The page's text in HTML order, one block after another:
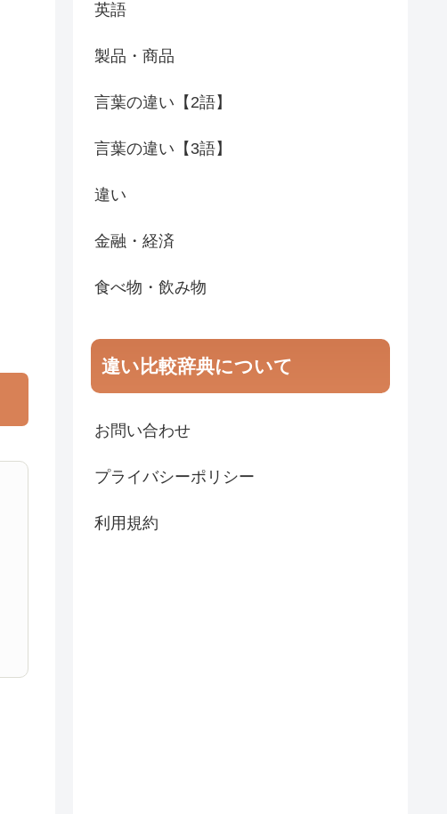
英語
製品・商品
言葉の違い【2語】
言葉の違い【3語】
違い
金融・経済
食べ物・飲み物
違い比較辞典について
お問い合わせ
プライバシーポリシー
利用規約